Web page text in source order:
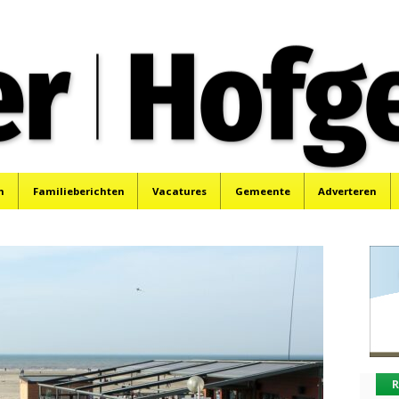
Familieberichten Vacatures Gemeente Adverteren